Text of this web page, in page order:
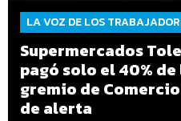
LA VOZ DE LOS
Supermercados
pagó solo el 40%
gremio de
de alerta